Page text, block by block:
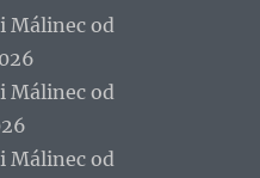
Málinec od
Málinec od
Málinec od